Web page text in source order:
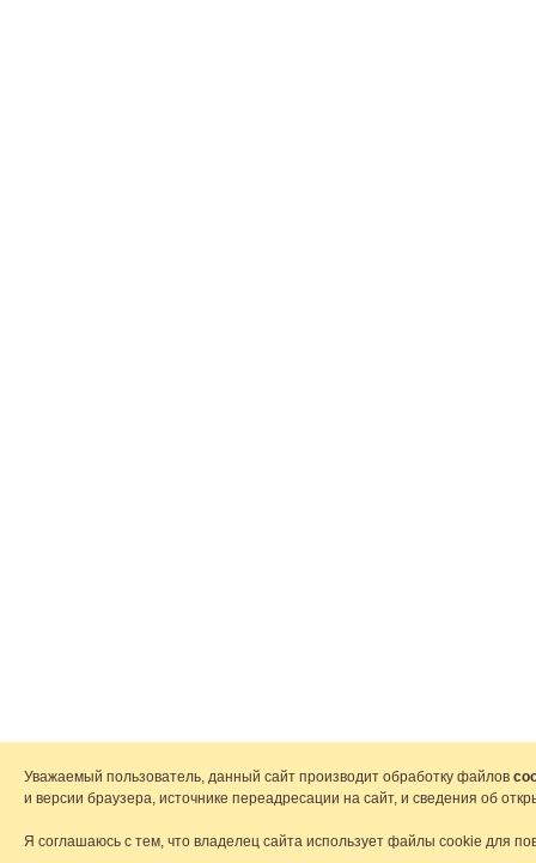
Уважаемый пользователь, данный сайт производит обработку файлов
и версии браузера, источнике переадресации на сайт, и сведения об
Я соглашаюсь с тем, что владелец сайта использует файлы cookie для